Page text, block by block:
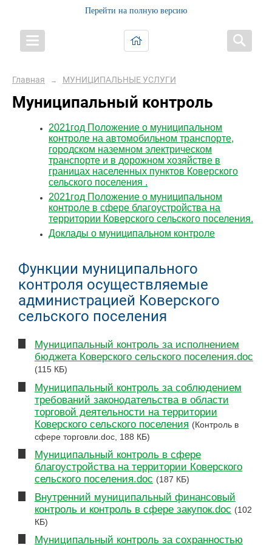
Перейти на полную версию
Главная → МУНИЦИПАЛЬНЫЕ УСЛУГИ
Муниципальный контроль
2021год Положение о муниципальном
контроле на автомобильном транспорте,
городском наземном электрическом
транспорте и в дорожном хозяйстве в
границах населенных пунктов Коверского
сельского поселения .
2021год Положение о муниципальном
контроле в сфере благоустройства на
территории Коверского сельского поселения.
Доклады о муниципальном контроле
Функции муниципального
контроля осуществляемые
администрацией Коверского
сельского поселения
Муниципальный контроль за исполнением
бюджета Коверского сельского поселения.doc
(115 КБ)
Муниципальный контроль за соблюдением
требований законодательства в области
торговой деятельности на территории
Коверского сельского поселения (Контроль в
сфере торговли.doc, 188 КБ)
Муниципальный контроль в сфере
благоустройства на территории Коверского
сельского поселения.doc (187 КБ)
Внутренний муниципальный финансовый
контроль и контроль в сфере закупок.doc (102
КБ)
Муниципальный контроль за сохранностью